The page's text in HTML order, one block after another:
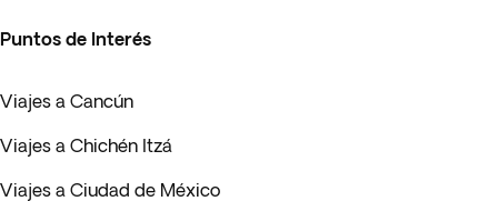
Puntos de Interés
Viajes a Cancún
Viajes a Chichén Itzá
Viajes a Ciudad de México